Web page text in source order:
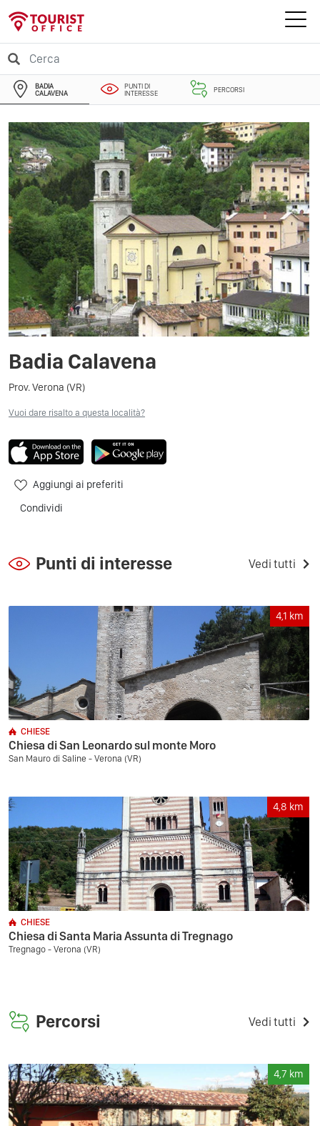
BADIA
CALAVENA
PUNTI DI
INTERESSE
PERCORSI
Badia Calavena
Prov. Verona (VR)
Vuoi dare risalto a questa località?
Aggiungi ai preferiti
Condividi
Punti di interesse Vedi tutti
4,1 km
CHIESE
Chiesa di San Leonardo sul monte Moro
San Mauro di Saline - Verona (VR)
4,8 km
CHIESE
Chiesa di Santa Maria Assunta di Tregnago
Tregnago - Verona (VR)
Percorsi Vedi tutti
4,7 km